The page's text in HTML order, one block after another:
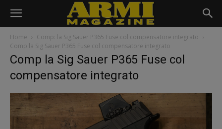
Home
Comp: la Sig Sauer P365 Fuse col compensatore integrato
Comp la Sig Sauer P365 Fuse col compensatore integrato
Comp la Sig Sauer P365 Fuse col
compensatore integrato